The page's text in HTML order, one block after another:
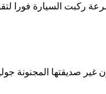
ركبت السيارة فورا
صديقتها المجنونة